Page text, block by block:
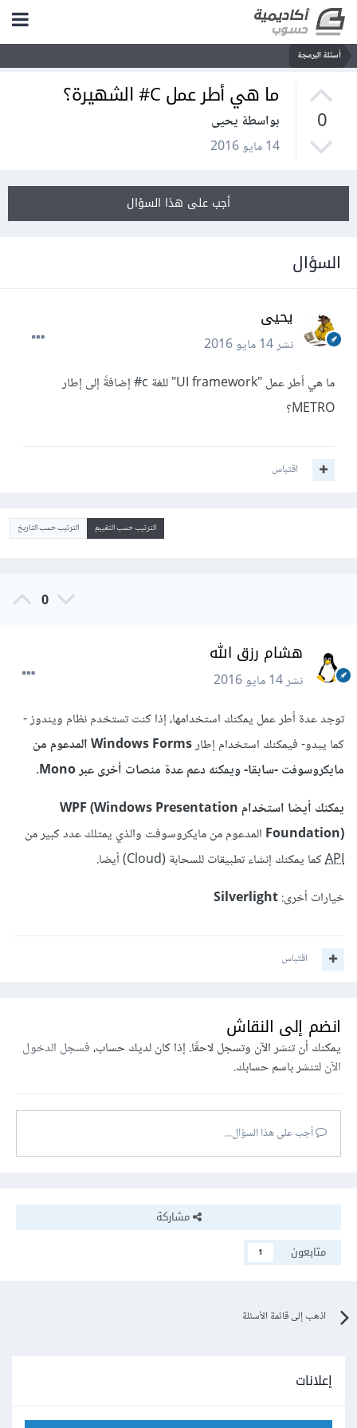
أسئلة البرمجة
0
ما هي أطر عمل C# الشهيرة؟
بواسطة يحيى
14 مايو 2016
أجب على هذا السؤال
السؤال
يحيى
نشر14 مايو 2016
ما هي أطر عمل "UI framework" للغة c# إضافةً إلى إطار
METRO؟
اقتباس
الترتيب حسب التقييم الترتيب حسب التاريخ
0
هشام رزق الله
نشر14 مايو 2016
توجد عدة أطر عمل يمكنك استخدامها، إذا كنت تستخدم نظام ويندوز -
كما يبدو- فيمكنك استخدام إطار
Windows Forms المدعوم من
مايكروسوفت -سابقا- ويمكنه دعم عدة منصات أخرى عبر Mono.
يمكنك أيضا استخدام WPF (Windows Presentation
Foundation)المدعوم من مايكروسوفت والذي يمتلك عدد كبير من
APIكما يمكنك إنشاء تطبيقات للسحابة (Cloud) أيضا.
خيارات أخرى:Silverlight
اقتباس
انضم إلى النقاش
يمكنك أن تنشر الآن وتسجل لاحقًا. إذا كان لديك حساب،فسجل الدخول
الآنلتنشر باسم حسابك.
أجب على هذا السؤال...
مشاركة
متابعون
1
اذهب إلى قائمة الأسئلة
إعلانات